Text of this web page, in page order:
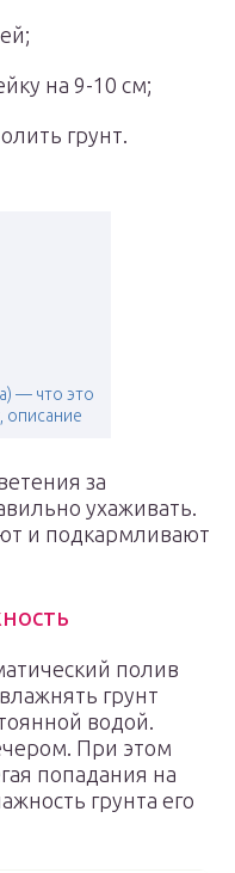
на 9-10 см;
грунт.
— что это
описание
за
ухаживать.
и подкармливают
полив
грунт
водой.
При этом
попадания на
грунта его